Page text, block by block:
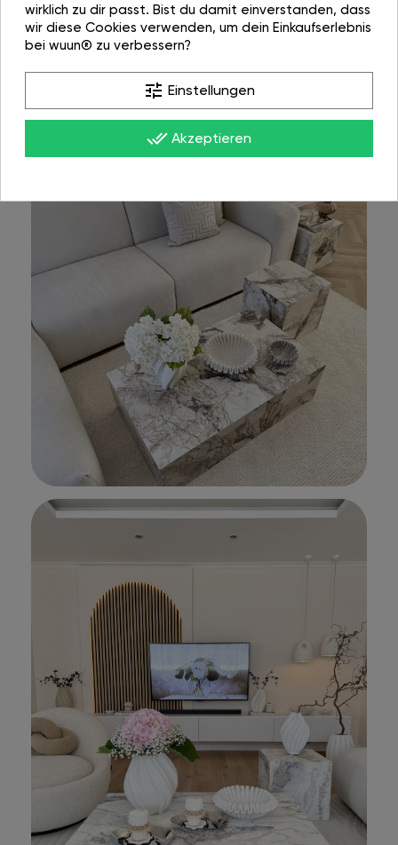
wirklich zu dir passt. Bist du damit einverstanden, dass
wir diese Cookies verwenden, um dein Einkaufserlebnis
bei wuun® zu verbessern?
tune Einstellungen
done_all Akzeptieren